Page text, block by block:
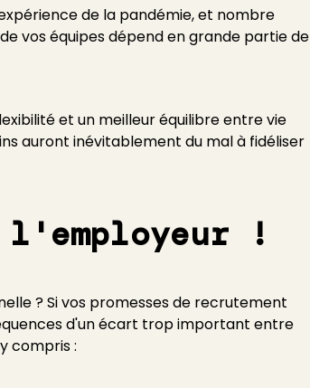
de la pandémie, et nombre
vos équipes dépend en grande partie de
et un meilleur équilibre entre vie
auront inévitablement du mal à fidéliser
!
? Si vos promesses de recrutement
d'un écart trop important entre
compris :